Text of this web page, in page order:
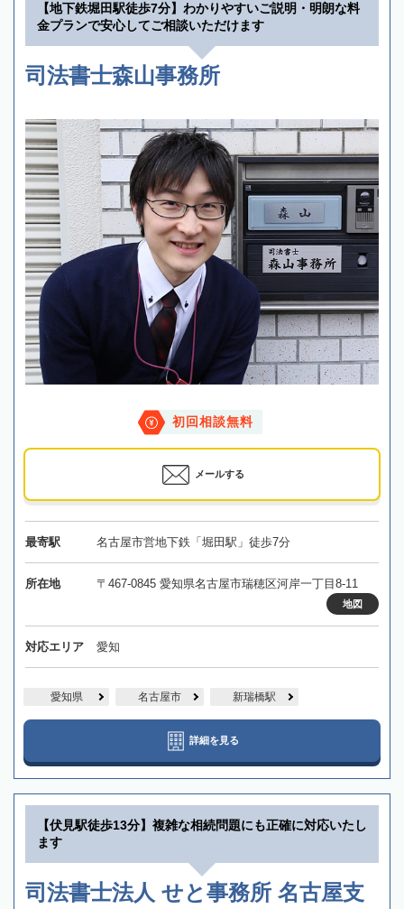
【地下鉄堀田駅徒歩7分】わかりやすいご説明・明朗な料
金プランで安心してご相談いただけます
司法書士森山事務所
初回相談無料
メールする
最寄駅 名古屋市営地下鉄「堀田駅」徒歩7分
所在地 〒467-0845 愛知県名古屋市瑞穂区河岸一丁目8-11
地図
対応エリア 愛知
愛知県 名古屋市 新瑞橋駅
詳細を見る
【伏見駅徒歩13分】複雑な相続問題にも正確に対応いたし
ます
司法書士法人 せと事務所 名古屋支